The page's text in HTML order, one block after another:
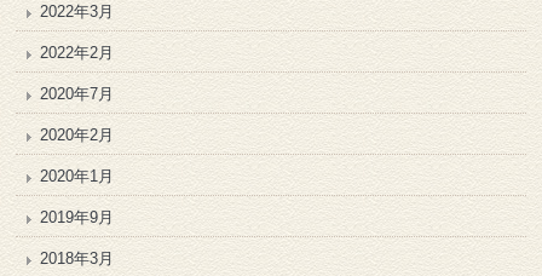
2022年3月
2022年2月
2020年7月
2020年2月
2020年1月
2019年9月
2018年3月